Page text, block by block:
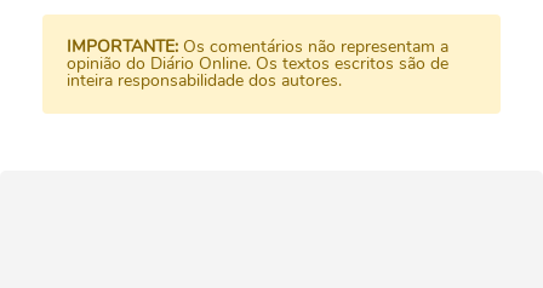
IMPORTANTE: Os comentários não representam a
opinião do Diário Online. Os textos escritos são de
inteira responsabilidade dos autores.